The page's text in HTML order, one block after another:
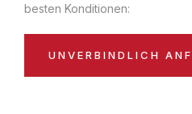
besten Konditionen:
UNVERBINDLICH